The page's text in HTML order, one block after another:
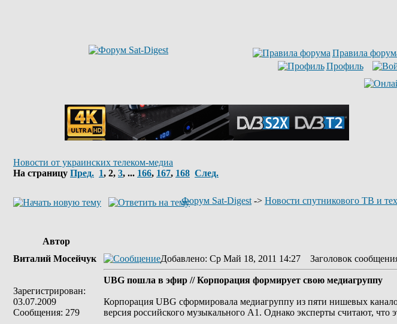
Правила
Профиль
Новости от украинских телеком-медиа
На страницу Пред. 1, 2, 3, ... 166, 167, 168 След.
Форум Sat-Digest -> Новости спутникового ТВ и
Автор
Виталий Мосейчук
Зарегистрирован:
03.07.2009
Сообщения: 279
Добавлено: Ср Май 18, 2011 14:27 Заголовок
UBG пошла в эфир // Корпорация формирует свою медиагруппу
Корпорация UBG сформировала медиагруппу из пяти нишевых
версия российского музыкального А1. Однако эксперты считают, что